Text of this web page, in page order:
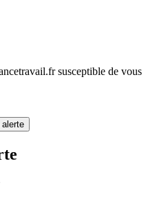
susceptible de vous
alerte